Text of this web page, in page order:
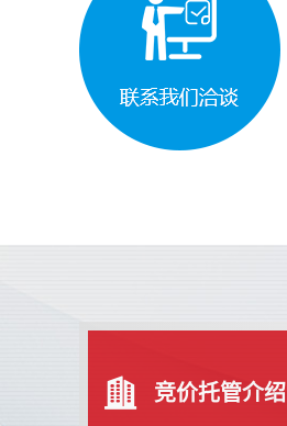
竞价托管介绍